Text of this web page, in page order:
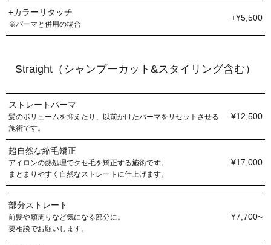
+カラーリタッチ
※パーマと併用の場合
+¥5,500
Straight（シャンプーカット&スタイリング含む）
ストレートパーマ
髪のボリュームを抑えたり、以前かけたパーマをリセットさせる
施術です。
¥12,500
超自然な縮毛矯正
アイロンの熱処理でクセ毛を矯正する施術です。
まとまりやすく自然なストレートに仕上げます。
¥17,000
部分ストレート
前髪や顏周りなど気になる部分に。
要相談でお願いします。
¥7,700~